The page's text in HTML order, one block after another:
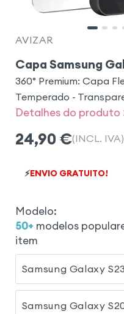
AVIZAR
Capa Samsung
360° Premium: Capa
Temperado -
Detalhes do produto
24,90 €(INCL. IVA)
⚡ENVIO GRATUITO!
Modelo:
50+ modelos
item
Samsung Galaxy S23
Samsung Galaxy